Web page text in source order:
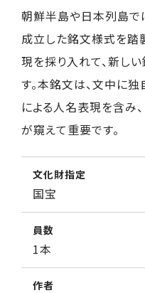
朝鮮半島や日本列島で
成立した銘文様式を踏
現を採り入れて、新し
す。本銘文は、文中に
による人名表現を含み
が窺えて重要です。
文化財指定
国宝
員数
1本
作者